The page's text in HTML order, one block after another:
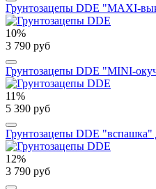
Грунтозацепы DDE "MAXI-
10%
3 790 руб
Грунтозацепы DDE "MINI-
11%
5 390 руб
Грунтозацепы DDE
12%
3 790 руб